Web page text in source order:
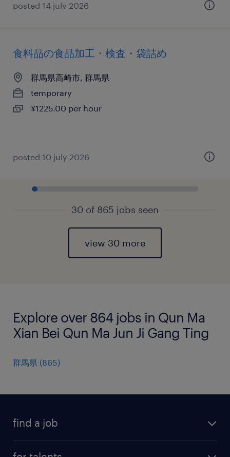
posted 14 july 2026
食料品の食品加工・検査・袋詰め
群馬県高崎市, 群馬県
temporary
¥1225.00 per hour
posted 10 july 2026
30 of 865 jobs seen
view 30 more
Explore over 864 jobs in Qun Ma
Xian Bei Qun Ma Jun Ji Gang Ting
群馬県 (865)
find a job